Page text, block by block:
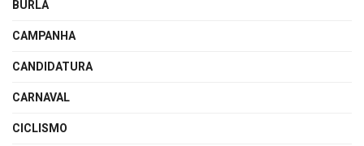
BURLA
CAMPANHA
CANDIDATURA
CARNAVAL
CICLISMO